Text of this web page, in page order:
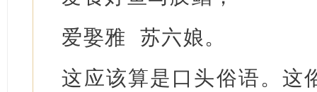
爱娶雅 苏六娘。
这应该算是口头俗语。这